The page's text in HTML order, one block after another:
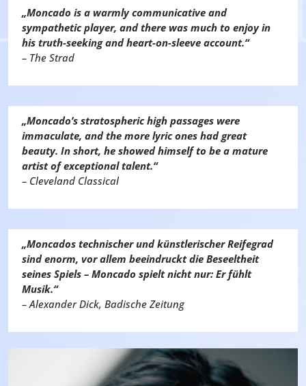
„Moncado is a warmly communicative and
sympathetic player, and there was much to enjoy in
his truth-seeking and heart-on-sleeve account.“
– The Strad
„Moncado’s stratospheric high passages were
immaculate, and the more lyric ones had great
beauty. In short, he showed himself to be a mature
artist of exceptional talent.“
– Cleveland Classical
„Moncados technischer und künstlerischer Reifegrad
sind enorm, vor allem beeindruckt die Beseeltheit
seines Spiels – Moncado spielt nicht nur: Er fühlt
Musik.“
– Alexander Dick, Badische Zeitung